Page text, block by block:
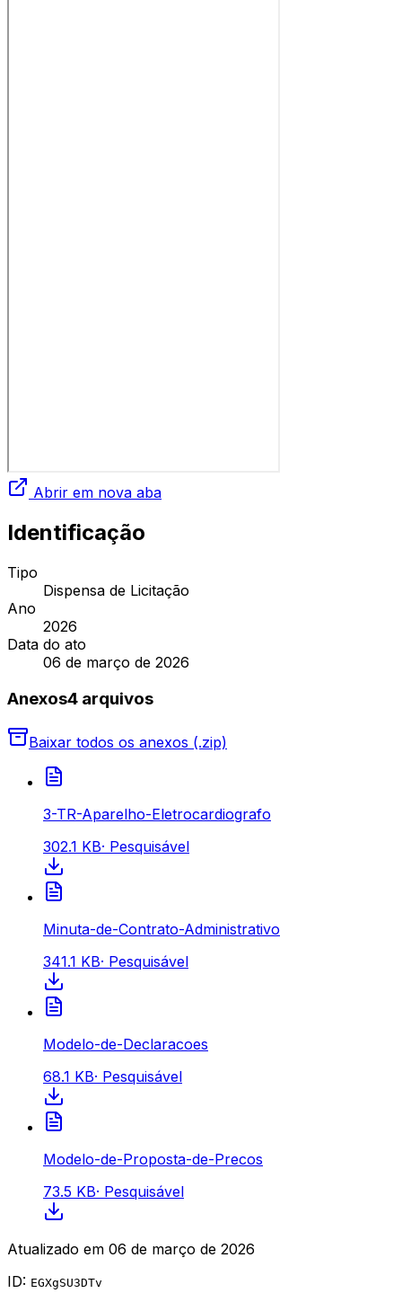
Abrir em nova aba
Identificação
Tipo
Dispensa de Licitação
Ano
2026
Data do ato
06 de março de 2026
Anexos4 arquivos
Baixar todos os anexos (.zip)
3-TR-Aparelho-Eletrocardiografo
302.1 KB· Pesquisável
Minuta-de-Contrato-Administrativo
341.1 KB· Pesquisável
Modelo-de-Declaracoes
68.1 KB· Pesquisável
Modelo-de-Proposta-de-Precos
73.5 KB· Pesquisável
Atualizado em 06 de março de 2026
ID: EGXgSU3DTv